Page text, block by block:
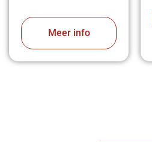
Meer info